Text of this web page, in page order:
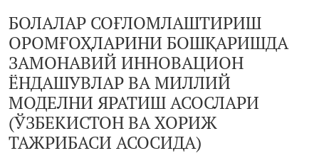
БОЛАЛАР СОҒЛОМЛАШТИРИШ
ОРОМҒОҲЛАРИНИ БОШҚАРИШДА
ЗАМОНАВИЙ ИННОВАЦИОН
ЁНДАШУВЛАР ВА МИЛЛИЙ
МОДЕЛНИ ЯРАТИШ АСОСЛАРИ
(ЎЗБЕКИСТОН ВА ХОРИЖ
ТАЖРИБАСИ АСОСИДА)